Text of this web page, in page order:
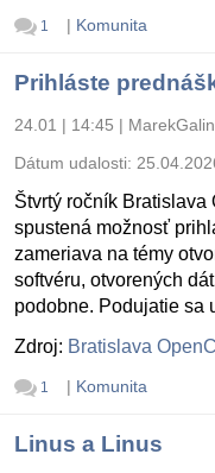
1 | Komunita
Prihláste
24.01 | 14:45 |
Dátum udalosti:
Štvrtý ročník Bratislava
spustená možnosť
zameriava na témy
softvéru, otvorených
podobne. Podujatie sa
Zdroj: Bratislava
1 | Komunita
Linus a Linus